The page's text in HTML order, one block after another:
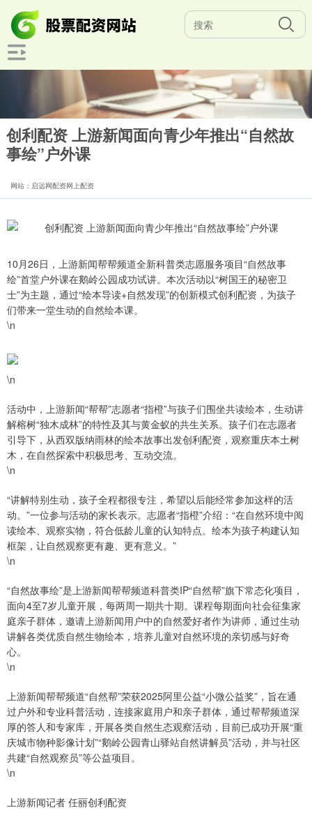
创利配资 上游新闻面向青少年推出“自然故
事绘”户外课
网站：启远网配资网上配资
10月26日，上游新闻帮帮频道全新科普类志愿服务项目“自然故事
绘”首堂户外课在鹅岭公园成功试讲。本次活动以“树国王的秘密卫
士”为主题，通过“绘本导读+自然发现”的创新模式创利配资，为孩子
们带来一堂生动的自然绘本课。
\n
\n
活动中，上游新闻“帮帮”志愿者“指橙”与孩子们围坐共读绘本，生动讲
解榕树“独木成林”的特性及其与黄金蚁的共生关系。孩子们在志愿者
引导下，从西双版纳雨林的绘本故事出发创利配资，观察重庆本土树
木，在自然探索中积极思考、互动交流。
\n
“讲解特别生动，孩子全程都很专注，希望以后能经常参加这样的活
动。”一位参与活动的家长表示。志愿者“指橙”介绍：“在自然环境中阅
读绘本、观察实物，符合低龄儿童的认知特点。绘本为孩子构建认知
框架，让自然观察更有趣、更有意义。”
\n
“自然故事绘”是上游新闻帮帮频道科普类IP“自然帮”旗下常态化项目，
面向4至7岁儿童开展，每两周一期共十期。课程每期面向社会征集家
庭亲子群体，邀请上游新闻用户中的自然爱好者作为讲师，通过生动
讲解各类优质自然生物绘本，培养儿童对自然环境的亲切感与好奇
心。
\n
上游新闻帮帮频道“自然帮”荣获2025阿里公益“小微公益奖”，旨在通
过户外和专业科普活动，连接家庭用户和亲子群体，通过帮帮频道深
厚的答人和专家库，开展各类自然生态观察活动，目前已成功开展“重
庆城市物种影像计划”“鹅岭公园青山驿站自然讲解员”活动，并与社区
共建“自然观察员”等公益项目。
\n
上游新闻记者 任丽创利配资